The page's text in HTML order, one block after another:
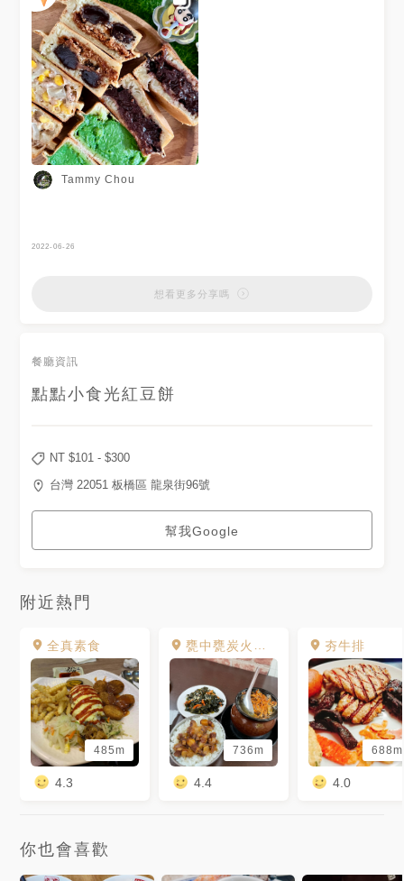
Tammy Chou
2022-06-26
想看更多分享嗎
餐廳資訊
點點小食光紅豆餅
NT $101 - $300
台灣 22051 板橋區 龍泉街96號
幫我Google
附近熱門
全真素食
485m
4.3
甕中甕炭火煨湯
736m
4.4
夯牛排
688m
4.0
你也會喜歡